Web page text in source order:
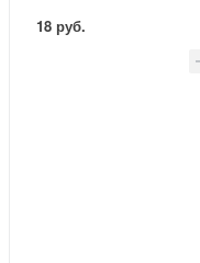
18 руб.